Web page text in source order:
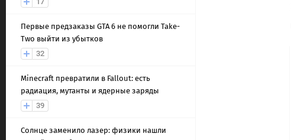
Первые предзаказы GTA 6 не помогли Take-
Two выйти из убытков
32
Minecraft превратили в Fallout: есть
радиация, мутанты и ядерные заряды
39
Солнце заменило лазер: физики нашли